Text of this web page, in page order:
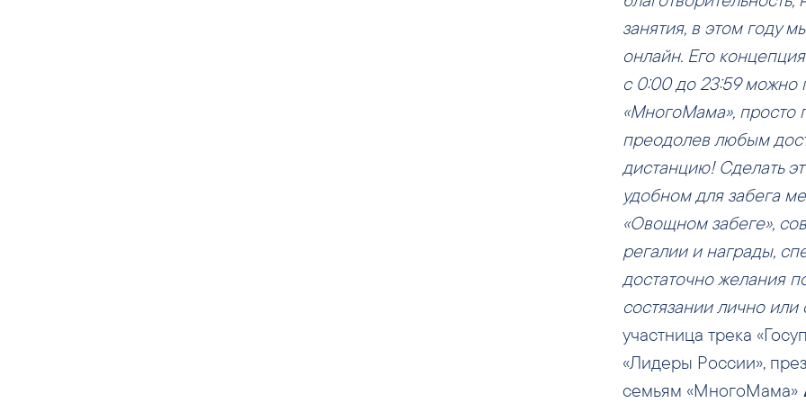
занятия, в этом году
онлайн. Его
с 0:00 до 23:59 можно
«МногоМама», просто
преодолев любым
дистанцию! Сделать
удобном для забега
«Овощном забеге»,
регалии и награды,
достаточно желания
состязании лично
участница трека
«Лидеры России»,
семьям «МногоМама»